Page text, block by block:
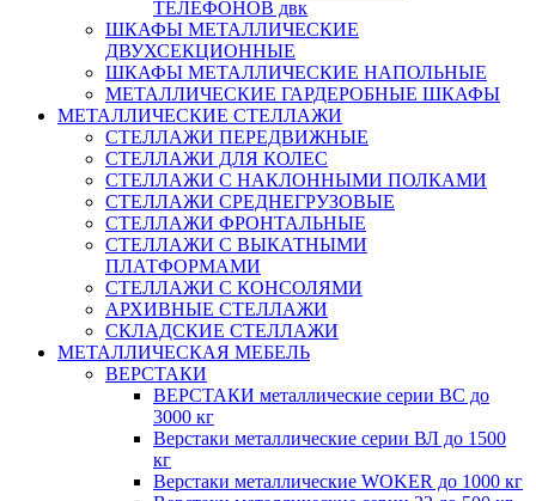
ТЕЛЕФОНОВ двк
ШКАФЫ МЕТАЛЛИЧЕСКИЕ
ДВУХСЕКЦИОННЫЕ
ШКАФЫ МЕТАЛЛИЧЕСКИЕ НАПОЛЬНЫЕ
МЕТАЛЛИЧЕСКИЕ ГАРДЕРОБНЫЕ ШКАФЫ
МЕТАЛЛИЧЕСКИЕ СТЕЛЛАЖИ
СТЕЛЛАЖИ ПЕРЕДВИЖНЫЕ
СТЕЛЛАЖИ ДЛЯ КОЛЕС
СТЕЛЛАЖИ С НАКЛОННЫМИ ПОЛКАМИ
СТЕЛЛАЖИ СРЕДНЕГРУЗОВЫЕ
СТЕЛЛАЖИ ФРОНТАЛЬНЫЕ
СТЕЛЛАЖИ С ВЫКАТНЫМИ
ПЛАТФОРМАМИ
СТЕЛЛАЖИ С КОНСОЛЯМИ
АРХИВНЫЕ СТЕЛЛАЖИ
СКЛАДСКИЕ СТЕЛЛАЖИ
МЕТАЛЛИЧЕСКАЯ МЕБЕЛЬ
ВЕРСТАКИ
ВЕРСТАКИ металлические серии ВС до
3000 кг
Верстаки металлические серии ВЛ до 1500
кг
Верстаки металлические WOKER до 1000 кг